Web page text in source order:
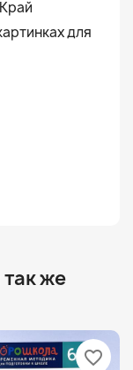
для
же
favorite_border